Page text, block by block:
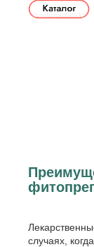
случаях,